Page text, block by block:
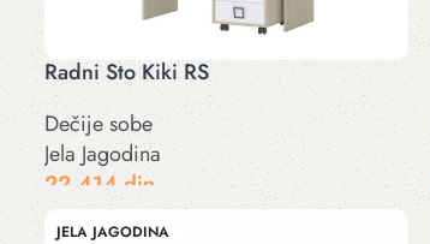
Radni Sto Kiki RS
Dečije sobe
Jela Jagodina
22.414din
JELA JAGODINA